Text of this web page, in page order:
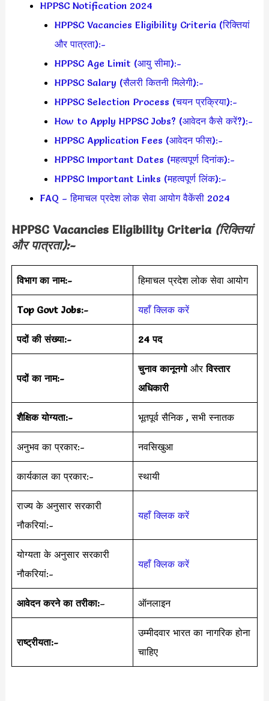
HPPSC Notification 2024
HPPSC Vacancies Eligibility Criteria (रिक्तियां
और पात्रता):-
HPPSC Age Limit (आयु सीमा):-
HPPSC Salary (सैलरी कितनी मिलेगी):-
HPPSC Selection Process (चयन प्रक्रिया):-
How to Apply HPPSC Jobs? (आवेदन कैसे करें?):-
HPPSC Application Fees (आवेदन फीस):-
HPPSC Important Dates (महत्वपूर्ण दिनांक):-
HPPSC Important Links (महत्वपूर्ण लिंक):–
FAQ – हिमाचल प्रदेश लोक सेवा आयोग वैकेंसी 2024
HPPSC Vacancies Eligibility Criteria (रिक्तियां
और पात्रता):-
विभाग का नाम:- हिमाचल प्रदेश लोक सेवा आयोग
Top Govt Jobs:- यहाँ क्लिक करें
पदों की संख्या:- 24 पद
पदों का नाम:-
चुनाव कानूनगो औरविस्तार
अधिकारी
शैक्षिक योग्यता:- भूतपूर्व सैनिक , सभी स्नातक
अनुभव का प्रकार:- नवसिखुआ
कार्यकाल का प्रकार:- स्थायी
राज्य के अनुसार सरकारी
नौकरियां:-
यहाँ क्लिक करें
योग्यता के अनुसार सरकारी
नौकरियां:-
यहाँ क्लिक करें
आवेदन करने का तरीका:– ऑनलाइन
राष्ट्रीयता:-
उम्मीदवार भारत का नागरिक होना
चाहिए